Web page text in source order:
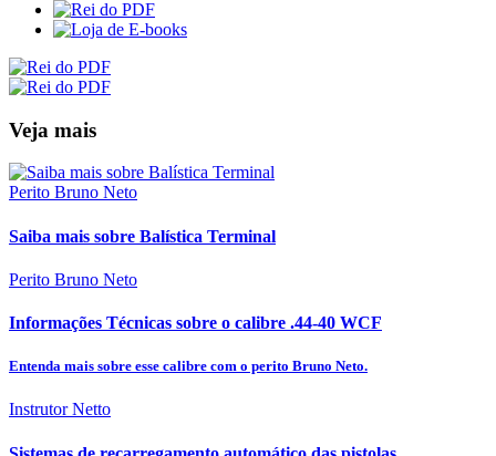
Veja mais
Perito Bruno Neto
Saiba mais sobre Balística Terminal
Perito Bruno Neto
Informações Técnicas sobre o calibre .44-40 WCF
Entenda mais sobre esse calibre com o perito Bruno Neto.
Instrutor Netto